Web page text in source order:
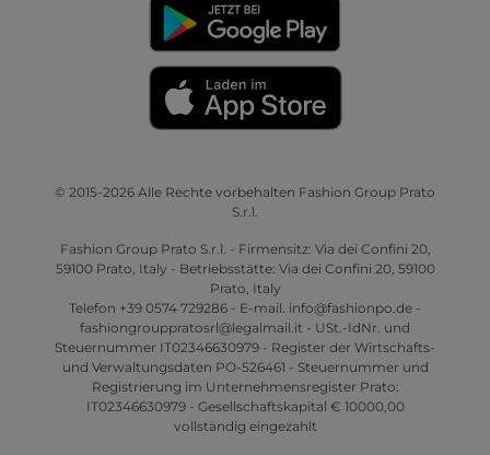
© 2015-2026 Alle Rechte vorbehalten Fashion Group Prato
S.r.l.
Fashion Group Prato S.r.l. - Firmensitz: Via dei Confini 20,
59100 Prato, Italy - Betriebsstätte: Via dei Confini 20, 59100
Prato, Italy
Telefon +39 0574 729286 - E-mail. info@fashionpo.de -
fashiongrouppratosrl@legalmail.it - USt.-IdNr. und
Steuernummer IT02346630979 - Register der Wirtschafts-
und Verwaltungsdaten PO-526461 - Steuernummer und
Registrierung im Unternehmensregister Prato:
IT02346630979 - Gesellschaftskapital € 10000,00
vollständig eingezahlt